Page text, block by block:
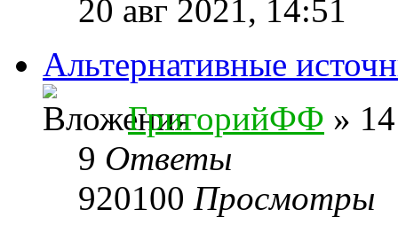
20 авг 2021, 14:51
Альтернативные
ГригорийФФ »
9 Ответы
920100 Просмотры